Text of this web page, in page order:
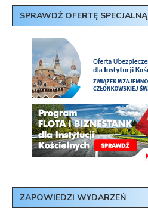
SPRAWDŹ OFERTĘ SPECJALNĄ
ZAPOWIEDZI WYDARZEŃ